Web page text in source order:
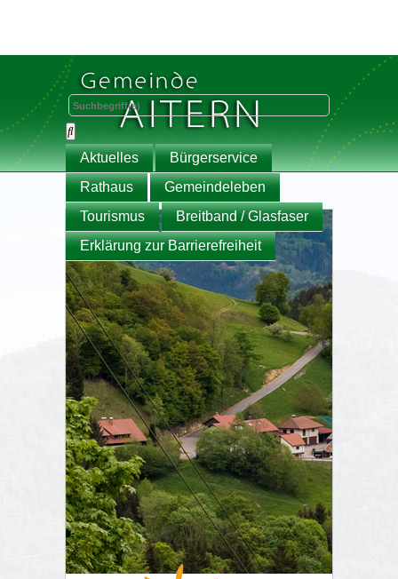
Aktuelles
Bürgerservice
Rathaus
Gemeindeleben
Tourismus
Breitband / Glasfaser
Erklärung zur Barrierefreiheit